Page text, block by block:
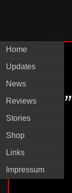
Home
Updates
News
Reviews
Stories
Shop
Links
Impressum